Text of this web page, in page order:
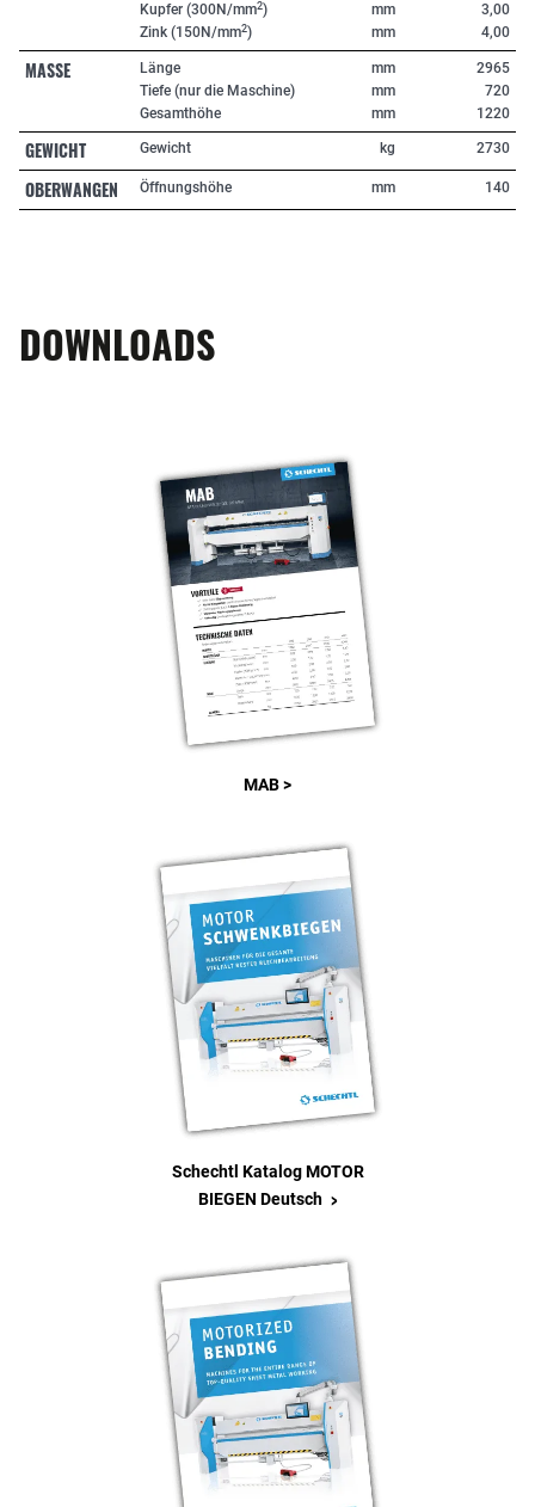
Kupfer (300N/mm2)
Zink (150N/mm2)
mm
mm
3,00
4,00
MASSE
Länge
Tiefe (nur die Maschine)
Gesamthöhe
mm
mm
mm
2965
720
1220
GEWICHT Gewicht kg 2730
OBERWANGEN Öffnungshöhe mm 140
DOWNLOADS
MAB >
Schechtl Katalog MOTOR
BIEGEN Deutsch >